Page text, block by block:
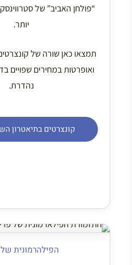
“פולחן האביב” של
יותר.
תמצאו כאן שורה של
ואופרטות במחירים שפויים
נהדרת.
קונצרטים בתיאטרון
הפילהרמונית